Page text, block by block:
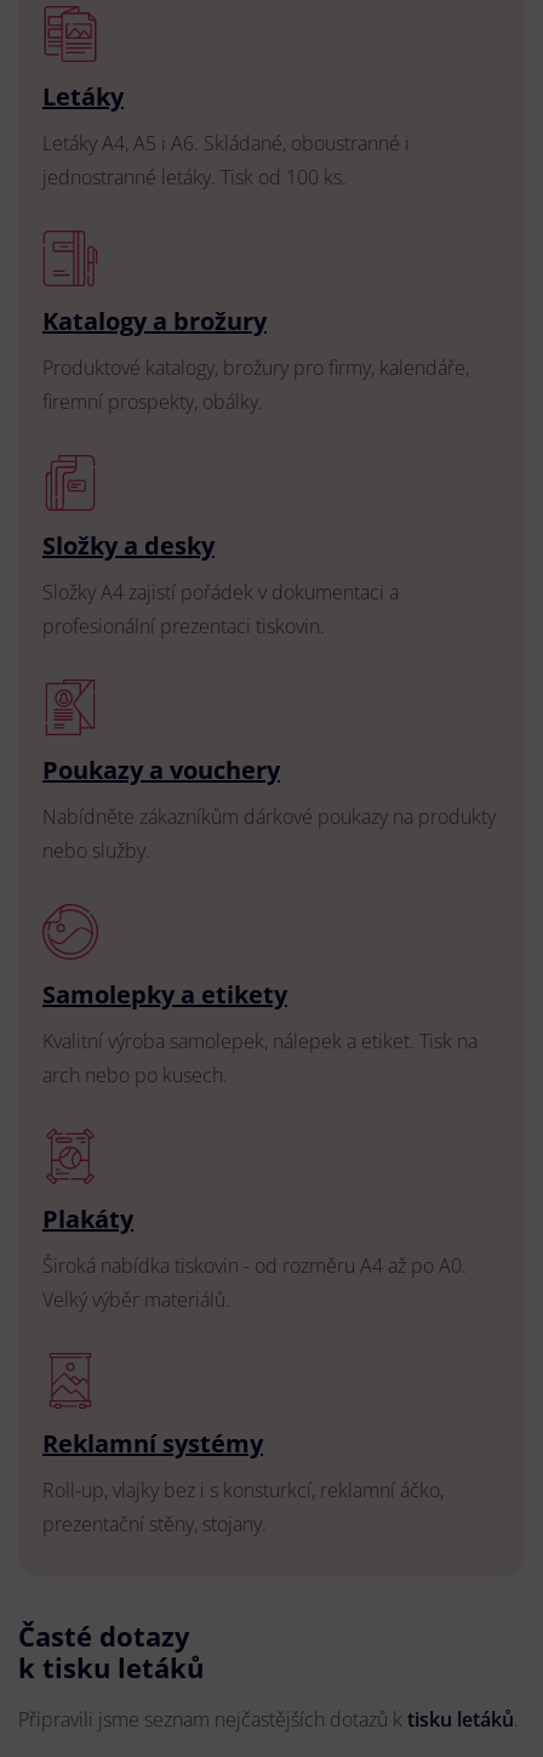
Letáky
Letáky A4, A5 i A6. Skládané, oboustranné i
jednostranné letáky. Tisk od 100 ks.
Katalogy a brožury
Produktové katalogy, brožury pro firmy, kalendáře,
firemní prospekty, obálky.
Složky a desky
Složky A4 zajistí pořádek v dokumentaci a
profesionální prezentaci tiskovin.
Poukazy a vouchery
Nabídněte zákazníkům dárkové poukazy na produkty
nebo služby.
Samolepky a etikety
Kvalitní výroba samolepek, nálepek a etiket. Tisk na
arch nebo po kusech.
Plakáty
Široká nabídka tiskovin - od rozměru A4 až po A0.
Velký výběr materiálů.
Reklamní systémy
Roll-up, vlajky bez i s konsturkcí, reklamní áčko,
prezentační stěny, stojany.
Časté dotazy
k tisku letáků
Připravili jsme seznam nejčastějších dotazů k tisku letáků.